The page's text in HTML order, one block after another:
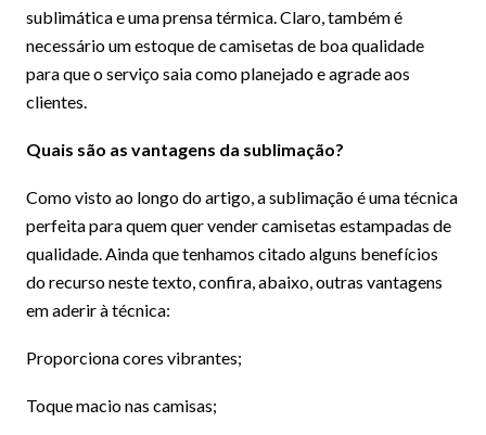
sublimática e uma prensa térmica. Claro, também é
necessário um estoque de camisetas de boa qualidade
para que o serviço saia como planejado e agrade aos
clientes.
Quais são as vantagens da sublimação?
Como visto ao longo do artigo, a sublimação é uma técnica
perfeita para quem quer vender camisetas estampadas de
qualidade. Ainda que tenhamos citado alguns benefícios
do recurso neste texto, confira, abaixo, outras vantagens
em aderir à técnica:
Proporciona cores vibrantes;
Toque macio nas camisas;